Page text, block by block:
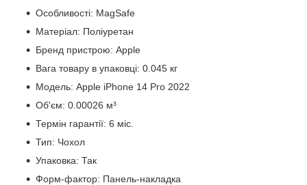
Особливості: MagSafe
Матеріал: Поліуретан
Бренд пристрою: Apple
Вага товару в упаковці: 0.045 кг
Модель: Apple iPhone 14 Pro 2022
Об'єм: 0.00026 м³
Термін гарантії: 6 міс.
Тип: Чохол
Упаковка: Так
Форм-фактор: Панель-накладка